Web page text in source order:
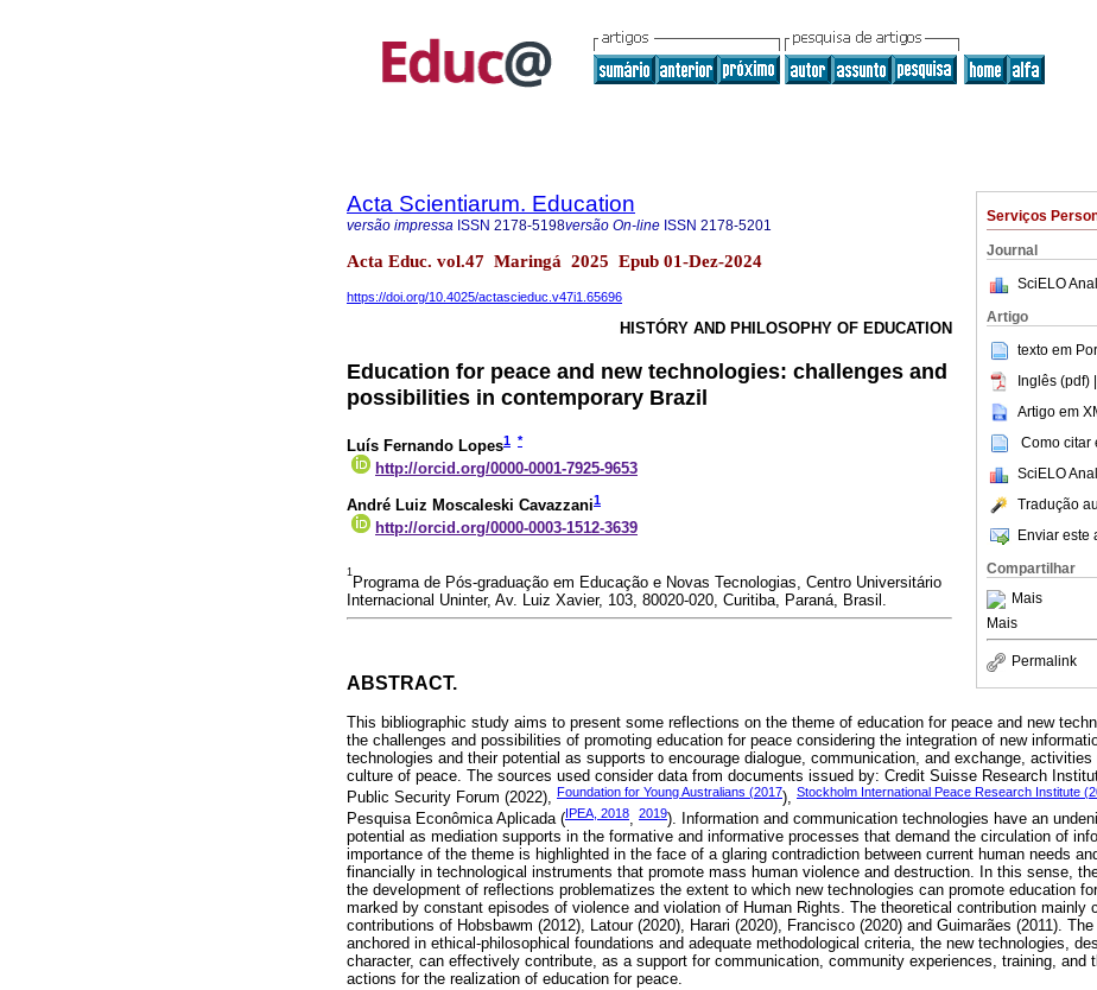
Serviços
Journal
SciELO
Artigo
texto em
Inglês (pdf)
Artigo em
Como citar
SciELO
Tradução
Enviar este
Compartilhar
Mais
Mais
Permalink
Acta Scientiarum. Education
versão impressa ISSN 2178-5198versão On-line ISSN 2178-5201
Acta Educ. vol.47 Maringá 2025 Epub 01-Dez-2024
https://doi.org/10.4025/actascieduc.v47i1.65696
HISTÓRY AND PHILOSOPHY OF EDUCATION
Education for peace and new technologies: challenges and
possibilities in contemporary Brazil
Luís Fernando Lopes1 *
http://orcid.org/0000-0001-7925-9653
André Luiz Moscaleski Cavazzani1
http://orcid.org/0000-0003-1512-3639
1
Programa de Pós-graduação em Educação e Novas Tecnologias, Centro Universitário
Internacional Uninter, Av. Luiz Xavier, 103, 80020-020, Curitiba, Paraná, Brasil.
ABSTRACT.
This bibliographic study aims to present some reflections on the theme of education for peace and new
the challenges and possibilities of promoting education for peace considering the integration of new
technologies and their potential as supports to encourage dialogue, communication, and exchange,
culture of peace. The sources used consider data from documents issued by: Credit Suisse Research
Public Security Forum (2022), Foundation for Young Australians (2017), Stockholm International Peace Research Institute
Pesquisa Econômica Aplicada (IPEA, 2018, 2019). Information and communication technologies have an
potential as mediation supports in the formative and informative processes that demand the circulation of
importance of the theme is highlighted in the face of a glaring contradiction between current human needs
financially in technological instruments that promote mass human violence and destruction. In this sense,
the development of reflections problematizes the extent to which new technologies can promote education
marked by constant episodes of violence and violation of Human Rights. The theoretical contribution mainly
contributions of Hobsbawm (2012), Latour (2020), Harari (2020), Francisco (2020) and Guimarães (2011).
anchored in ethical-philosophical foundations and adequate methodological criteria, the new technologies,
character, can effectively contribute, as a support for communication, community experiences, training, and
actions for the realization of education for peace.